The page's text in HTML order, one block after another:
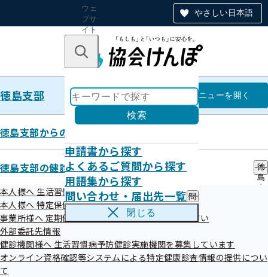
やさしい日本語
ウェ
ブサ
イト
のナ
ン
キーワードで探す
検索
申請書から探す
よくあるご質問から探す
用語集から探す
問い合わせ・届出先一覧 問
い
せ
・
届
閉じる
徳島支部 徳島支部
メニューを開く
徳島支部からのお知らせ
徳島支部の健診・保健指導のご案内
徳
島
保
健
本人様へ 生活習慣病予防健診のご案内
本人様へ 特定保健指導のご案内
事業所様へ 定期健康診断結果の提供にご協力ください
外部委託先情報
健診機関様へ 生活習慣病予防健診実施機関を募集しています
オンライン資格確認等システムによる特定健康診査情報の提供につい
て
令和08年06月
お知らせ